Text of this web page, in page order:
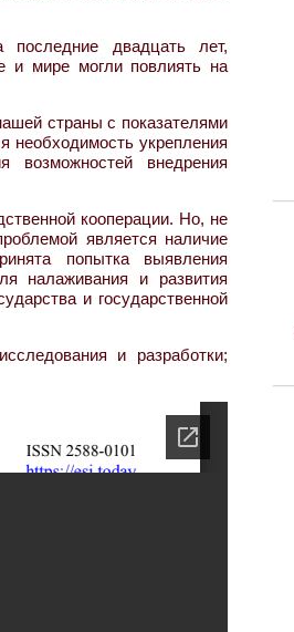
последние двадцать лет,
и мире могли повлиять на
страны с показателями
необходимость укрепления
возможностей внедрения
кооперации. Но, не
является наличие
попытка выявления
налаживания и развития
и государственной
и разработки;